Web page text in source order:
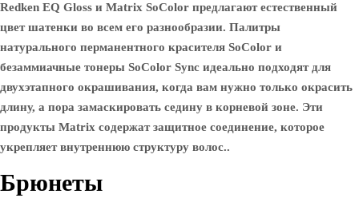
Redken EQ Gloss и Matrix SoColor предлагают естественный
цвет шатенки во всем его разнообразии. Палитры
натурального перманентного красителя SoColor и
безаммиачные тонеры SoColor Sync идеально подходят для
двухэтапного окрашивания, когда вам нужно только окрасить
длину, а пора замаскировать седину в корневой зоне. Эти
продукты Matrix содержат защитное соединение, которое
укрепляет внутреннюю структуру волос..
Брюнеты